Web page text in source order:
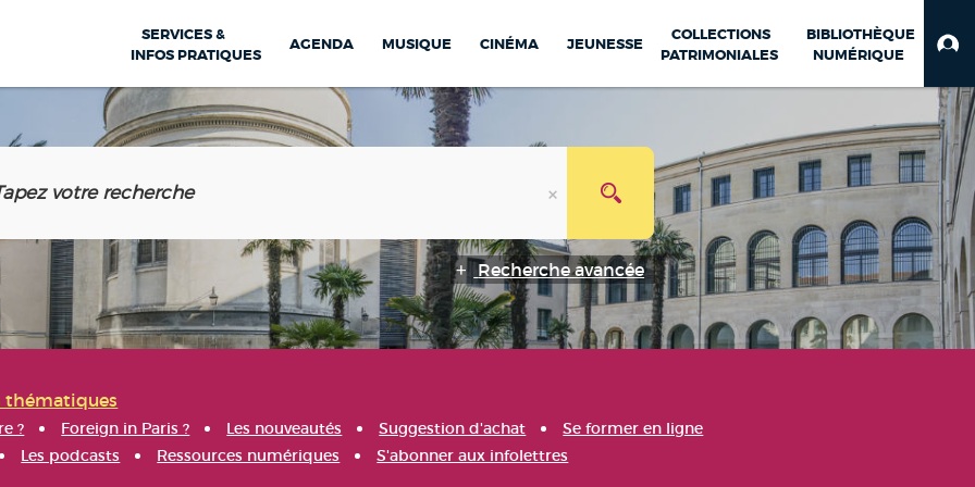
SERVICES &
INFOS PRATIQUES
AGENDA MUSIQUE CINÉMA JEUNESSE
COLLECTIONS
PATRIMONIALES
BIBLIOTHÈQUE
NUMÉRIQUE
Recherche avancée
thématiques
? Foreign in Paris ? Les nouveautés Suggestion d'achat
Se former en ligne
Les podcasts Ressources numériques S'abonner aux infolettres